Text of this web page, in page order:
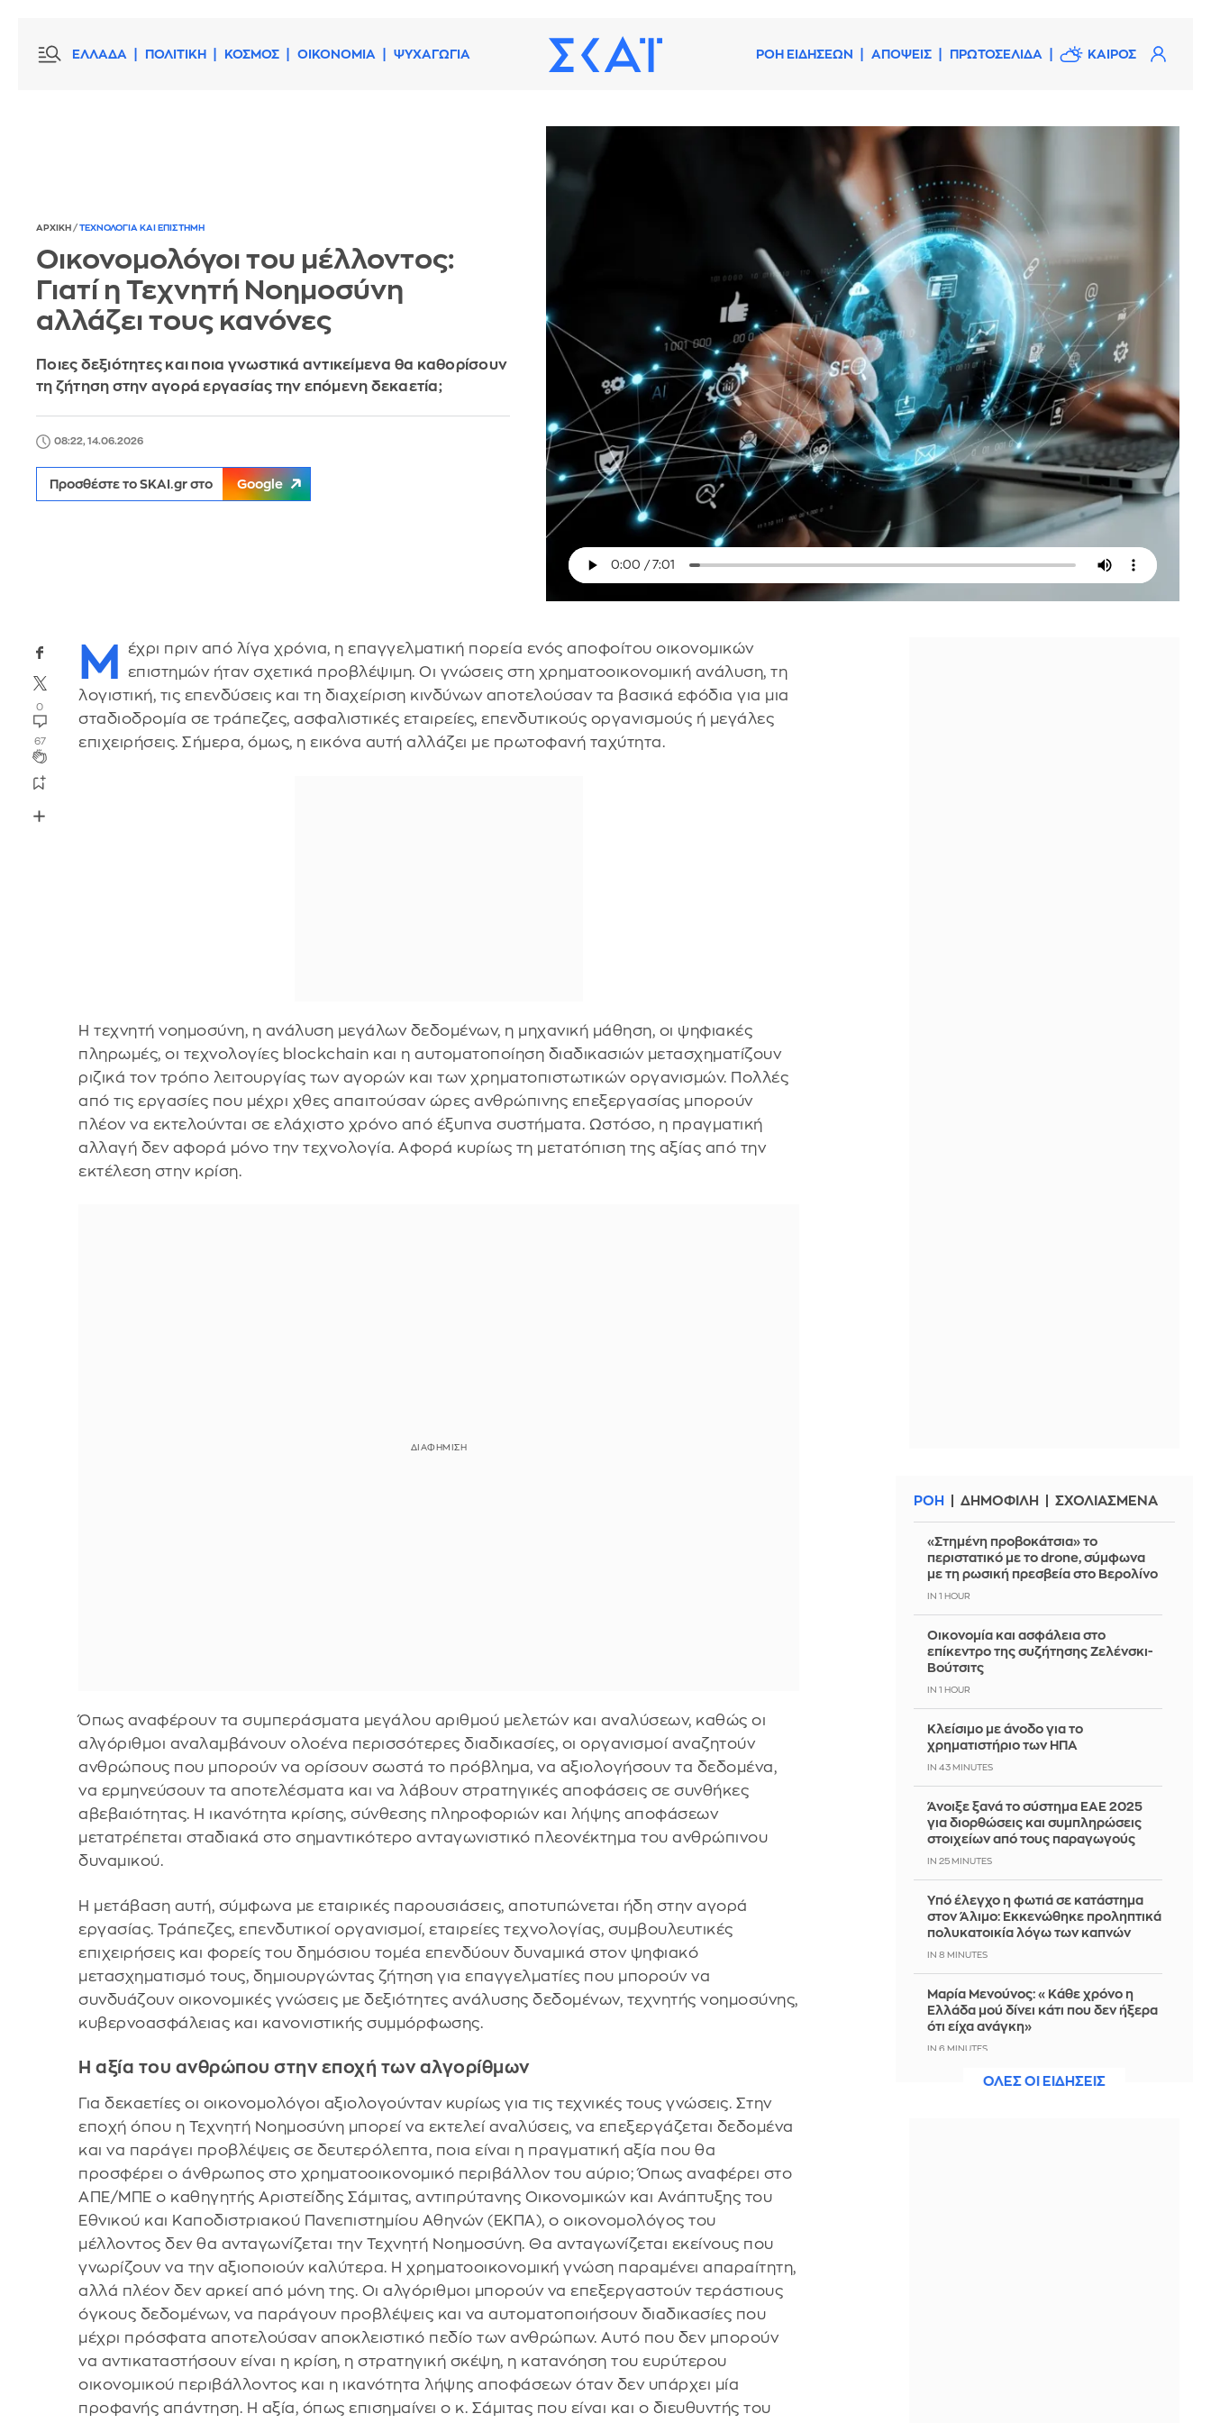
ΕΛΛΑΔΑ ΠΟΛΙΤΙΚΗ ΚΟΣΜΟΣ ΟΙΚΟΝΟΜΙΑ ΨΥΧΑΓΩΓΙΑ ΡΟΗ ΕΙΔΗΣΕΩΝ ΑΠΟΨΕΙΣ ΠΡΩΤΟΣΕΛΙΔΑ ΚΑΙΡΟΣ
ΑΡΧΙΚΗ / ΤΕΧΝΟΛΟΓΙΑ ΚΑΙ ΕΠΙΣΤΗΜΗ
Οικονομολόγοι του μέλλοντος:
Γιατί η Τεχνητή Νοημοσύνη
αλλάζει τους κανόνες
Ποιες δεξιότητες και ποια γνωστικά αντικείμενα θα καθορίσουν
τη ζήτηση στην αγορά εργασίας την επόμενη δεκαετία;
08:22, 14.06.2026
Προσθέστε το SKAI.gr στο Google
0
67
Μ
έχρι πριν από λίγα χρόνια, η επαγγελματική πορεία ενός αποφοίτου οικονομικών
επιστημών ήταν σχετικά προβλέψιμη. Οι γνώσεις στη χρηματοοικονομική ανάλυση, τη
λογιστική, τις επενδύσεις και τη διαχείριση κινδύνων αποτελούσαν τα βασικά εφόδια για μια
σταδιοδρομία σε τράπεζες, ασφαλιστικές εταιρείες, επενδυτικούς οργανισμούς ή μεγάλες
επιχειρήσεις. Σήμερα, όμως, η εικόνα αυτή αλλάζει με πρωτοφανή ταχύτητα.
Η τεχνητή νοημοσύνη, η ανάλυση μεγάλων δεδομένων, η μηχανική μάθηση, οι ψηφιακές
πληρωμές, οι τεχνολογίες blockchain και η αυτοματοποίηση διαδικασιών μετασχηματίζουν
ριζικά τον τρόπο λειτουργίας των αγορών και των χρηματοπιστωτικών οργανισμών. Πολλές
από τις εργασίες που μέχρι χθες απαιτούσαν ώρες ανθρώπινης επεξεργασίας μπορούν
πλέον να εκτελούνται σε ελάχιστο χρόνο από έξυπνα συστήματα. Ωστόσο, η πραγματική
αλλαγή δεν αφορά μόνο την τεχνολογία. Αφορά κυρίως τη μετατόπιση της αξίας από την
εκτέλεση στην κρίση.
Όπως αναφέρουν τα συμπεράσματα μεγάλου αριθμού μελετών και αναλύσεων, καθώς οι
αλγόριθμοι αναλαμβάνουν ολοένα περισσότερες διαδικασίες, οι οργανισμοί αναζητούν
ανθρώπους που μπορούν να ορίσουν σωστά το πρόβλημα, να αξιολογήσουν τα δεδομένα,
να ερμηνεύσουν τα αποτελέσματα και να λάβουν στρατηγικές αποφάσεις σε συνθήκες
αβεβαιότητας. Η ικανότητα κρίσης, σύνθεσης πληροφοριών και λήψης αποφάσεων
μετατρέπεται σταδιακά στο σημαντικότερο ανταγωνιστικό πλεονέκτημα του ανθρώπινου
δυναμικού.
Η μετάβαση αυτή, σύμφωνα με εταιρικές παρουσιάσεις, αποτυπώνεται ήδη στην αγορά
εργασίας. Τράπεζες, επενδυτικοί οργανισμοί, εταιρείες τεχνολογίας, συμβουλευτικές
επιχειρήσεις και φορείς του δημόσιου τομέα επενδύουν δυναμικά στον ψηφιακό
μετασχηματισμό τους, δημιουργώντας ζήτηση για επαγγελματίες που μπορούν να
συνδυάζουν οικονομικές γνώσεις με δεξιότητες ανάλυσης δεδομένων, τεχνητής νοημοσύνης,
κυβερνοασφάλειας και κανονιστικής συμμόρφωσης.
Η αξία του ανθρώπου στην εποχή των αλγορίθμων
Για δεκαετίες οι οικονομολόγοι αξιολογούνταν κυρίως για τις τεχνικές τους γνώσεις. Στην
εποχή όπου η Τεχνητή Νοημοσύνη μπορεί να εκτελεί αναλύσεις, να επεξεργάζεται δεδομένα
και να παράγει προβλέψεις σε δευτερόλεπτα, ποια είναι η πραγματική αξία που θα
προσφέρει ο άνθρωπος στο χρηματοοικονομικό περιβάλλον του αύριο; Όπως αναφέρει στο
ΑΠΕ/ΜΠΕ ο καθηγητής Αριστείδης Σάμιτας, αντιπρύτανης Οικονομικών και Ανάπτυξης του
Εθνικού και Καποδιστριακού Πανεπιστημίου Αθηνών (ΕΚΠΑ), ο οικονομολόγος του
μέλλοντος δεν θα ανταγωνίζεται την Τεχνητή Νοημοσύνη. Θα ανταγωνίζεται εκείνους που
γνωρίζουν να την αξιοποιούν καλύτερα. Η χρηματοοικονομική γνώση παραμένει απαραίτητη,
αλλά πλέον δεν αρκεί από μόνη της. Οι αλγόριθμοι μπορούν να επεξεργαστούν τεράστιους
όγκους δεδομένων, να παράγουν προβλέψεις και να αυτοματοποιήσουν διαδικασίες που
μέχρι πρόσφατα αποτελούσαν αποκλειστικό πεδίο των ανθρώπων. Αυτό που δεν μπορούν
να αντικαταστήσουν είναι η κρίση, η στρατηγική σκέψη, η κατανόηση του ευρύτερου
οικονομικού περιβάλλοντος και η ικανότητα λήψης αποφάσεων όταν δεν υπάρχει μία
προφανής απάντηση. Η αξία, όπως επισημαίνει ο κ. Σάμιτας που είναι και ο διευθυντής του
ΡΟΗ ΔΗΜΟΦΙΛΗ ΣΧΟΛΙΑΣΜΕΝΑ
«Στημένη προβοκάτσια» το
περιστατικό με το drone, σύμφωνα
με τη ρωσική πρεσβεία στο Βερολίνο
IN 1 HOUR
Οικονομία και ασφάλεια στο
επίκεντρο της συζήτησης Ζελένσκι-
Βούτσιτς
IN 1 HOUR
Κλείσιμο με άνοδο για το
χρηματιστήριο των ΗΠΑ
IN 43 MINUTES
Άνοιξε ξανά το σύστημα ΕΑΕ 2025
για διορθώσεις και συμπληρώσεις
στοιχείων από τους παραγωγούς
IN 25 MINUTES
Yπό έλεγχο η φωτιά σε κατάστημα
στον Άλιμο: Εκκενώθηκε προληπτικά
πολυκατοικία λόγω των καπνών
IN 8 MINUTES
Μαρία Μενούνος: «Κάθε χρόνο η
Ελλάδα μού δίνει κάτι που δεν ήξερα
ότι είχα ανάγκη»
IN 6 MINUTES
Η ξηρασία απειλεί την
ΟΛΕΣ ΟΙ ΕΙΔΗΣΕΙΣ